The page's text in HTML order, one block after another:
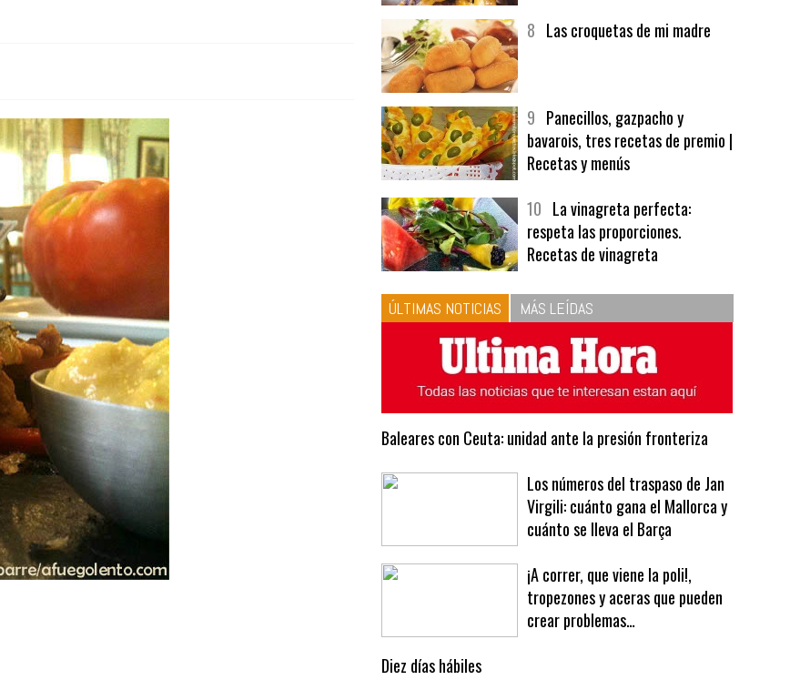
bavarois, tres recetas de premio |
Recetas y menús
respeta las proporciones.
Recetas de vinagreta
ÚLTIMAS NOTICIAS MÁS LEÍDAS
Baleares con Ceuta: unidad ante la presión fronteriza
Virgili: cuánto gana el Mallorca y
cuánto se lleva el Barça